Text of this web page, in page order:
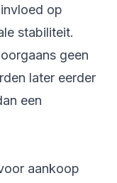
op
stabiliteit.
geen
later eerder
een
aankoop